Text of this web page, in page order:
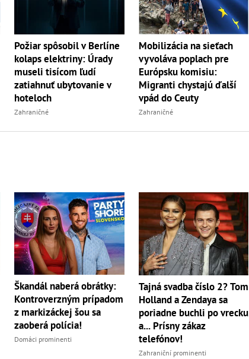
Požiar spôsobil v Berlíne
kolaps elektriny: Úrady
museli tisícom ľudí
zatiahnuť ubytovanie v
hoteloch
Zahraničné
Mobilizácia na sieťach
vyvoláva poplach pre
Európsku komisiu:
Migranti chystajú ďalší
vpád do Ceuty
Zahraničné
Škandál naberá obrátky:
Kontroverzným prípadom
z markizáckej šou sa
zaoberá polícia!
Domáci prominenti
Tajná svadba číslo 2? Tom
Holland a Zendaya sa
poriadne buchli po vrecku
a... Prísny zákaz
telefónov!
Zahraniční prominenti